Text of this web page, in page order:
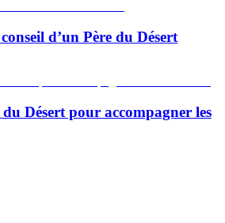
d’un Père du Désert
Désert pour accompagner les